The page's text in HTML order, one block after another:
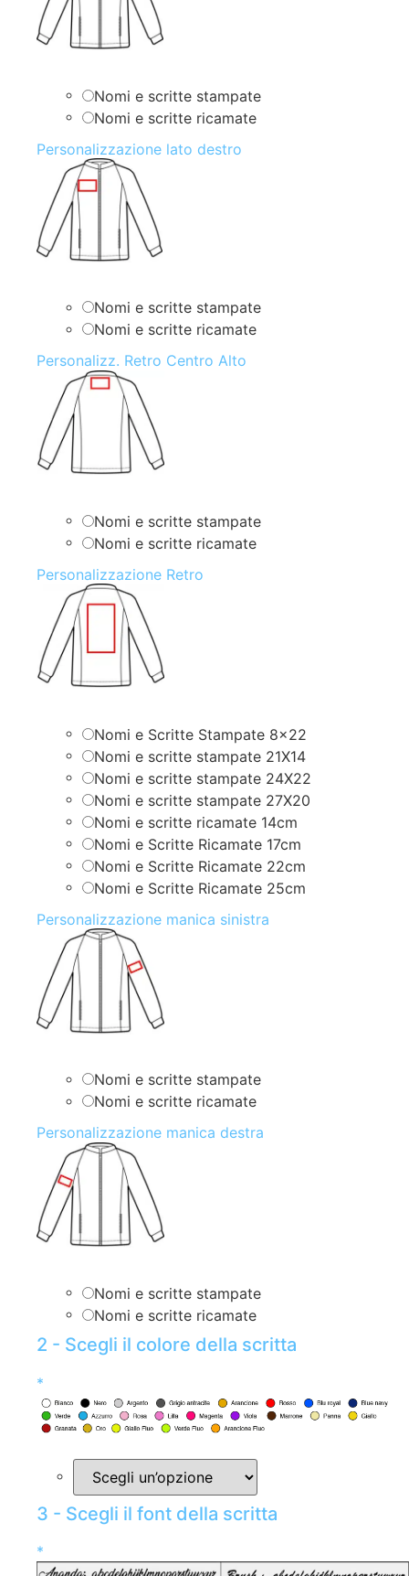
Nomi e scritte stampate
Nomi e scritte ricamate
Personalizzazione lato destro
Nomi e scritte stampate
Nomi e scritte ricamate
Personalizz. Retro Centro Alto
Nomi e scritte stampate
Nomi e scritte ricamate
Personalizzazione Retro
Nomi e Scritte Stampate 8×22
Nomi e scritte stampate 21X14
Nomi e scritte stampate 24X22
Nomi e scritte stampate 27X20
Nomi e scritte ricamate 14cm
Nomi e Scritte Ricamate 17cm
Nomi e Scritte Ricamate 22cm
Nomi e Scritte Ricamate 25cm
Personalizzazione manica sinistra
Nomi e scritte stampate
Nomi e scritte ricamate
Personalizzazione manica destra
Nomi e scritte stampate
Nomi e scritte ricamate
2 - Scegli il colore della scritta
*
3 - Scegli il font della scritta
*